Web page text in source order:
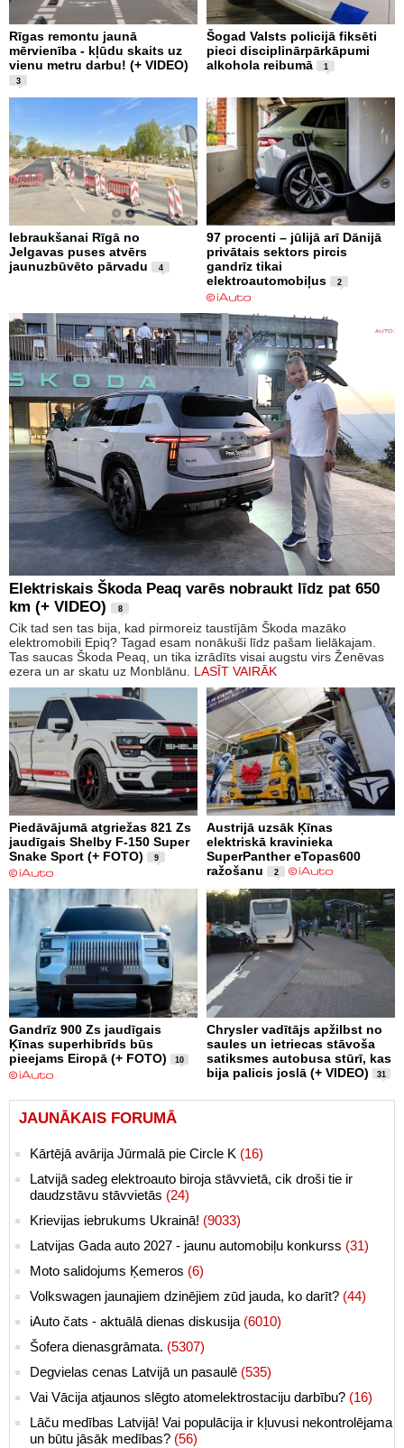
Rīgas remontu jaunā
mērvienība - kļūdu skaits uz
vienu metru darbu! (+ VIDEO)
3
Šogad Valsts policijā fiksēti
pieci disciplinārpārkāpumi
alkohola reibumā
1
Iebraukšanai Rīgā no
Jelgavas puses atvērs
jaunuzbūvēto pārvadu
4
97 procenti – jūlijā arī Dānijā
privātais sektors pircis
gandrīz tikai
elektroautomobiļus
2
Elektriskais Škoda Peaq varēs nobraukt līdz pat 650
km (+ VIDEO)
8
Cik tad sen tas bija, kad pirmoreiz taustījām Škoda mazāko
elektromobili Epiq? Tagad esam nonākuši līdz pašam lielākajam.
Tas saucas Škoda Peaq, un tika izrādīts visai augstu virs Ženēvas
ezera un ar skatu uz Monblānu. LASĪT VAIRĀK
Piedāvājumā atgriežas 821 Zs
jaudīgais Shelby F-150 Super
Snake Sport (+ FOTO)
9
Austrijā uzsāk Ķīnas
elektriskā kravinieka
SuperPanther eTopas600
ražošanu
2
Gandrīz 900 Zs jaudīgais
Ķīnas superhibrīds būs
pieejams Eiropā (+ FOTO)
10
Chrysler vadītājs apžilbst no
saules un ietriecas stāvoša
satiksmes autobusa stūrī, kas
bija palicis joslā (+ VIDEO)
31
JAUNĀKAIS FORUMĀ
Kārtējā avārija Jūrmalā pie Circle K (16)
Latvijā sadeg elektroauto biroja stāvvietā, cik droši tie ir
daudzstāvu stāvvietās (24)
Krievijas iebrukums Ukrainā! (9033)
Latvijas Gada auto 2027 - jaunu automobiļu konkurss (31)
Moto salidojums Ķemeros (6)
Volkswagen jaunajiem dzinējiem zūd jauda, ko darīt? (44)
iAuto čats - aktuālā dienas diskusija (6010)
Šofera dienasgrāmata. (5307)
Degvielas cenas Latvijā un pasaulē (535)
Vai Vācija atjaunos slēgto atomelektrostaciju darbību? (16)
Lāču medības Latvijā! Vai populācija ir kļuvusi nekontrolējama
un būtu jāsāk medības? (56)